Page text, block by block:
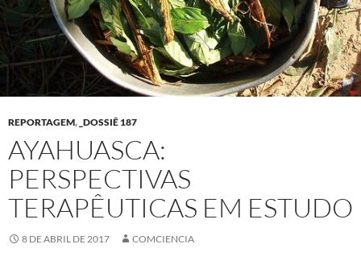
REPORTAGEM, _DOSSIÊ 187
AYAHUASCA:
PERSPECTIVAS
TERAPÊUTICAS EM ESTUDO
8 DE ABRIL DE 2017 COMCIENCIA